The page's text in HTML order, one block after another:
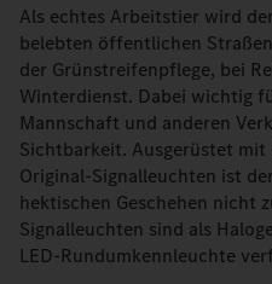
Als echtes Arbeitstier wird
belebten öffentlichen
der Grünstreifenpflege, bei
Winterdienst. Dabei wichtig
Mannschaft und anderen
Sichtbarkeit. Ausgerüstet mit
Original-Signalleuchten ist
hektischen Geschehen nicht
Signalleuchten sind als
LED-Rundumkennleuchte